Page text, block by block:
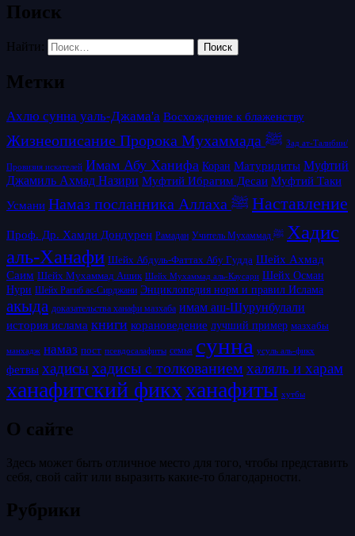
Поиск
Найти:
Метки
Ахлю сунна уаль-Джама'а Восхождение к блаженству
Жизнеописание Пророка Мухаммада ﷺ Зад ат-Талибин/
Провизия искателей Имам Абу Ханифа Коран Матуридиты Муфтий
Джамиль Ахмад Назири Муфтий Ибрагим Десаи Муфтий Таки
Усмани
Намаз посланника Аллаха ﷺ Наставление
Проф. Др. Хамди Дондурен Рамадан Учитель Мухаммад ﷺ Хадис
аль-Ханафи Шейх Абдуль-Фаттах Абу Гудда Шейх Ахмад
Саим Шейх Мухаммад Ашик Шейх Мухаммад аль-Каусари Шейх Осман
Нури Шейх Рагиб ас-Сирджани Энциклопедия норм и правил Ислама
акыда доказательства ханафи мазхаба имам аш-Шурунбулали
история ислама книги корановедение лучший пример мазхабы
манхадж намаз пост псевдосалафиты семья сунна усуль аль-фикх
фетвы хадисыхадисы с толкованием халяль и харам
ханафитский фикхханафиты хутбы
О сайте
Здесь может быть отличное место для того, чтобы представить
себя, свой сайт или выразить какие-то благодарности.
Рубрики